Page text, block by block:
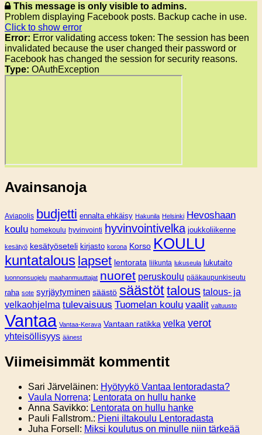
This message is only visible to admins.
Problem displaying Facebook posts. Backup cache in use.
Click to show error
Error: Error validating access token: The session has been
invalidated because the user changed their password or
Facebook has changed the session for security reasons.
Type: OAuthException
Avainsanoja
Aviapolis budjetti ennalta ehkäisy Hakunila Helsinki Hevoshaan
koulu homekoulu hyvinvointi hyvinvointivelka joukkoliikenne
kesätyö kesätyöseteli kirjasto korona Korso KOULU
kuntatalous lapset lentorata liikunta lukuseula lukutaito
luonnonsuojelu maahanmuuttajat nuoret peruskoulu pääkaupunkiseutu
raha sote syrjäytyminen säästö säästöttalous talous- ja
velkaohjelma tulevaisuus Tuomelan koulu vaalit valtuusto
Vantaa Vantaa-Kerava Vantaan ratikka velka verot
yhteisöllisyys äänest
Viimeisimmät kommentit
Sari Järveläinen: Hyötyykö Vantaa lentoradasta?
Vaula Norrena: Lentorata on hullu hanke
Anna Savikko: Lentorata on hullu hanke
Pauli Fallstrom.: Pieni iltakoulu Lentoradasta
Juha Forsell : Miksi koulutus on minulle niin tärkeää